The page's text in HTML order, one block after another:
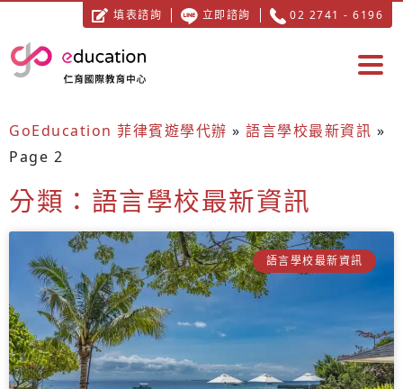
填表諮詢 立即諮詢 02 2741 - 6196
GoEducation 菲律賓遊學代辦 » 語言學校最新資訊 »
Page 2
分類：語言學校最新資訊
語言學校最新資訊